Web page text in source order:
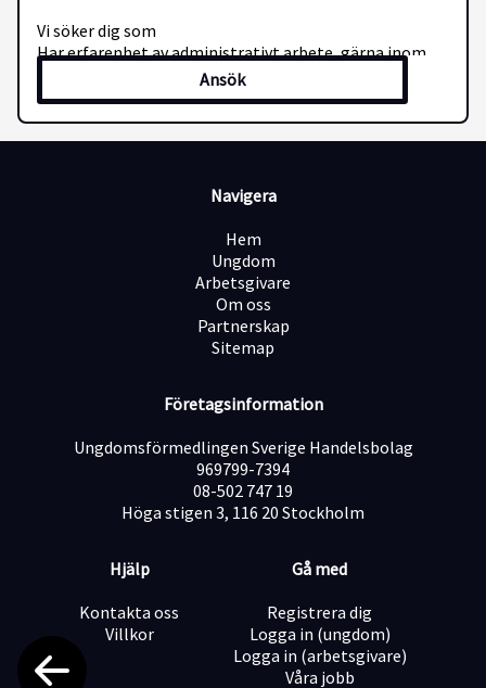
Vi söker dig som
Har erfarenhet av administrativt arbete, gärna inom
Är strukturerad, noggrann och har god
organisationsförmåga.
Är serviceinriktad och trivs med patientkontakt.
Personliga egenskaper
Vi lägger stor vikt vid personlig lämplighet. Du är
positiv, ansvarstagande och professionell i ditt
bemötande. Du har förmåga att prioritera när tempot
patienter och kollegor.
En trygg och stabil arbetsplats.
Ett varierande och ansvarsfullt arbete.
Trevliga kollegor och god arbetsmiljö.
Möjlighet att utvecklas inom medicinsk
anställningsvillkor.
Ansökan
Vi arbetar med löpande urval, så skicka gärna in din
ansökan så snart som möjligt till
info@vallentunagynmottagning.se
Ansök
Navigera
Hem
Ungdom
Arbetsgivare
Om oss
Partnerskap
Sitemap
Företagsinformation
Ungdomsförmedlingen Sverige Handelsbolag
969799-7394
08-502 747 19
Höga stigen 3, 116 20 Stockholm
Hjälp
Kontakta oss
Villkor
Gå med
Registrera dig
Logga in (ungdom)
Logga in (arbetsgivare)
Våra jobb